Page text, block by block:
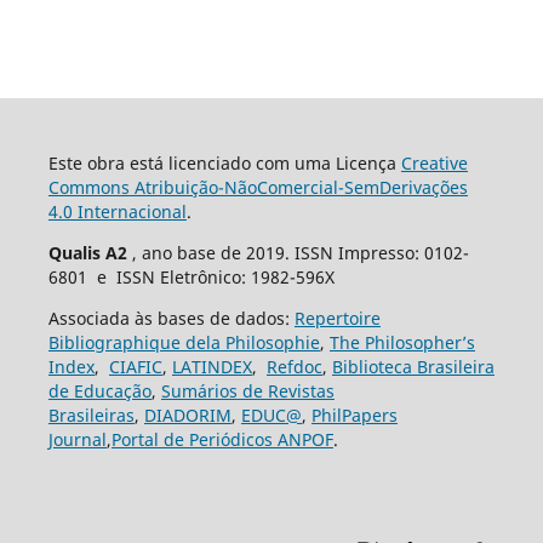
Este obra está licenciado com uma Licença Creative
Commons Atribuição-NãoComercial-SemDerivações
4.0 Internacional.
Qualis A2 , ano base de 2019. ISSN Impresso: 0102-
6801 e ISSN Eletrônico: 1982-596X
Associada às bases de dados: Repertoire
Bibliographique dela Philosophie, The Philosopher’s
Index, CIAFIC, LATINDEX, Refdoc, Biblioteca Brasileira
de Educação, Sumários de Revistas
Brasileiras, DIADORIM, EDUC@, PhilPapers
Journal,Portal de Periódicos ANPOF.